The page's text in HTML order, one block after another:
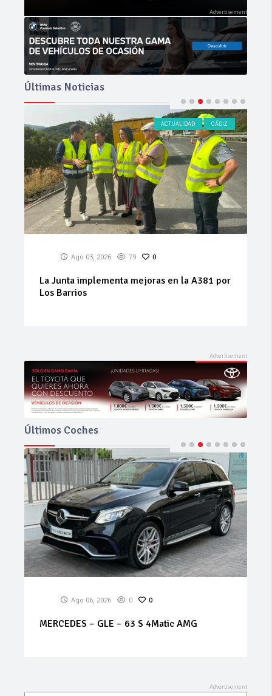
Últimas Noticias
ACTUALIDAD CÁDIZ
Ago 03, 2026 79 0
La Junta implementa mejoras en la A381 por
Los Barrios
Últimos Coches
Ago 06, 2026 0 0
MERCEDES – GLE – 63 S 4Matic AMG